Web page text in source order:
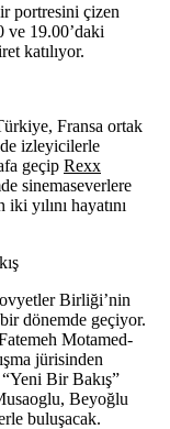
portresini çizen
ve 19.00’daki
katılıyor.
Fransa ortak
izleyicilerle
geçip Rexx
sinemaseverlere
yılını hayatını
Birliği’nin
dönemde geçiyor.
Motamed-
jürisinden
Bir Bakış”
, Beyoğlu
buluşacak.